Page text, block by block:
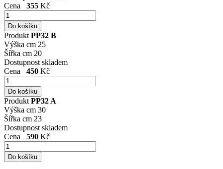
Cena
355 Kč
Produkt PP32 B
Výška cm 25
Šířka cm 20
Dostupnost skladem
Cena
450 Kč
Produkt PP32 A
Výška cm 30
Šířka cm 23
Dostupnost skladem
Cena
590 Kč